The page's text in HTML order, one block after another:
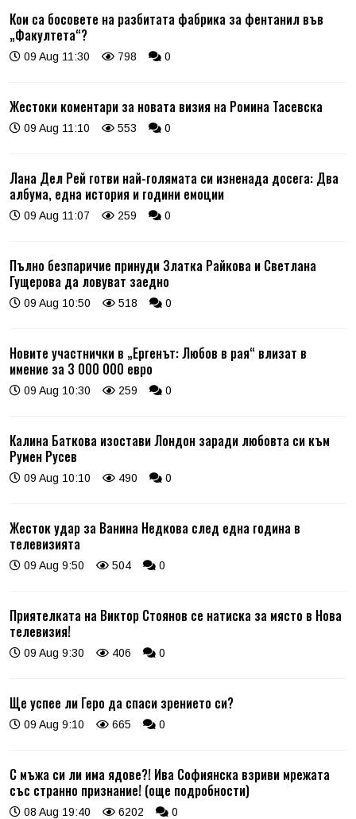
Кои са босовете на разбитата фабрика за фентанил във
„Факултета“?
09 Aug 11:30 798 0
Жестоки коментари за новата визия на Ромина Тасевска
09 Aug 11:10 553 0
Лана Дел Рей готви най-голямата си изненада досега: Два
албума, една история и години емоции
09 Aug 11:07 259 0
Пълно безпаричие принуди Златка Райкова и Светлана
Гущерова да ловуват заедно
09 Aug 10:50 518 0
Новите участнички в „Ергенът: Любов в рая“ влизат в
имение за 3 000 000 евро
09 Aug 10:30 259 0
Калина Баткова изостави Лондон заради любовта си към
Румен Русев
09 Aug 10:10 490 0
Жесток удар за Ванина Недкова след една година в
телевизията
09 Aug 9:50 504 0
Приятелката на Виктор Стоянов се натиска за място в Нова
телевизия!
09 Aug 9:30 406 0
Ще успее ли Геро да спаси зрението си?
09 Aug 9:10 665 0
С мъжа си ли има ядове?! Ива Софиянска взриви мрежата
със странно признание! (още подробности)
08 Aug 19:40 6202 0